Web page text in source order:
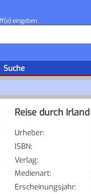
eingeben
Suche
Reise durch Irland
Urheber:
ISBN:
Verlag:
Medienart:
Erscheinungsjahr: